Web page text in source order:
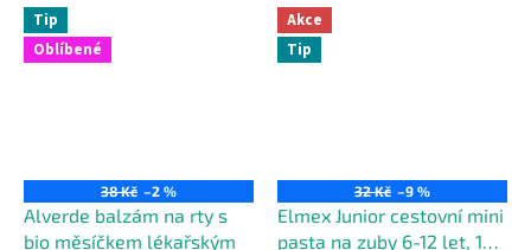
Tip
Oblíbené
38 Kč –2 %
Alverde balzám na rty s
bio měsíčkem lékařským
Akce
Tip
32 Kč –9 %
Elmex Junior cestovní mini
pasta na zuby 6-12 let, 12